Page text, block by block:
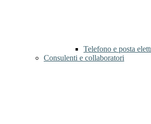
Telefono e posta
Consulenti e collaboratori